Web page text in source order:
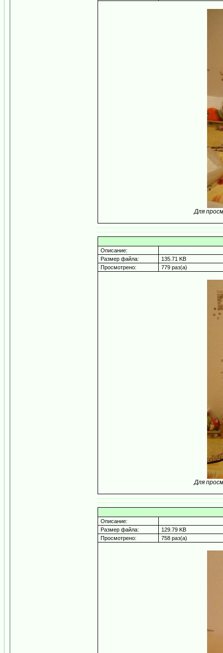
Для
Описание:
Размер файла:
135.71 KB
Просмотрено:
779 раз(а)
Для
Описание:
Размер файла:
129.79 KB
Просмотрено:
758 раз(а)